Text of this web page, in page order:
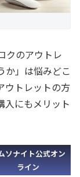
クのアウトレ
か」は悩みどこ
ウトレットの方
入にもメリット
ソナイト公式オン
ライン